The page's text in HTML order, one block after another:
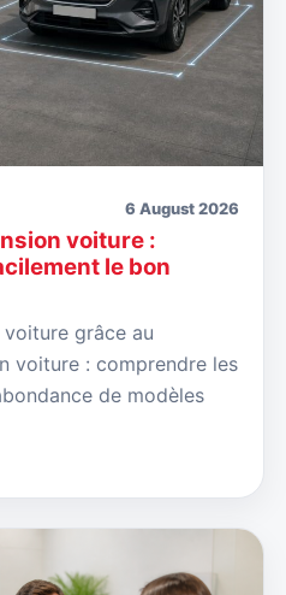
6 August 2026
voiture :
le bon
grâce au
voiture : comprendre les
de modèles